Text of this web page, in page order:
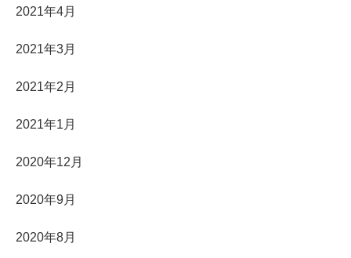
2021年4月
2021年3月
2021年2月
2021年1月
2020年12月
2020年9月
2020年8月